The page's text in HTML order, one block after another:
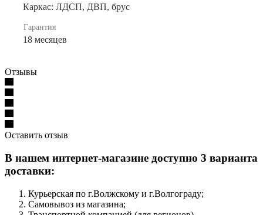
Каркас: ЛДСП, ДВП, брус
Гарантия
18 месяцев
Отзывы
Оставить отзыв
В нашем интернет-магазине доступно 3 варианта
доставки:
Курьерская по г.Волжскому и г.Волгограду;
Самовывоз из магазина;